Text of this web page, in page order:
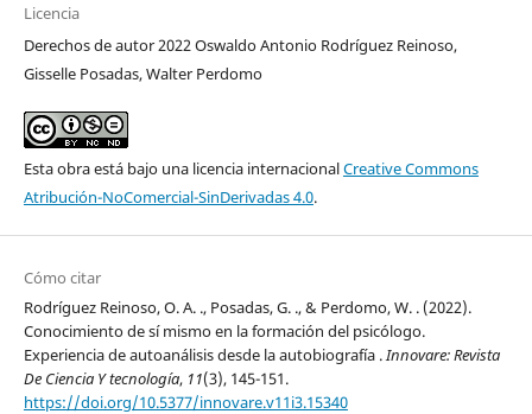
Licencia
Derechos de autor 2022 Oswaldo Antonio Rodríguez Reinoso,
Gisselle Posadas, Walter Perdomo
Esta obra está bajo una licencia internacionalCreative Commons
Atribución-NoComercial-SinDerivadas 4.0.
Cómo citar
Rodríguez Reinoso, O. A. ., Posadas, G. ., & Perdomo, W. . (2022).
Conocimiento de sí mismo en la formación del psicólogo.
Experiencia de autoanálisis desde la autobiografía .Innovare: Revista
De Ciencia Y tecnología, 11(3), 145-151.
https://doi.org/10.5377/innovare.v11i3.15340